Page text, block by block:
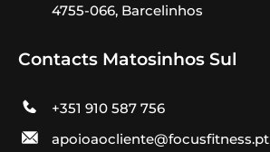
4755-066, Barcelinhos
Contacts Matosinhos Sul
+351 910 587 756
apoioaocliente@focusfitness.pt